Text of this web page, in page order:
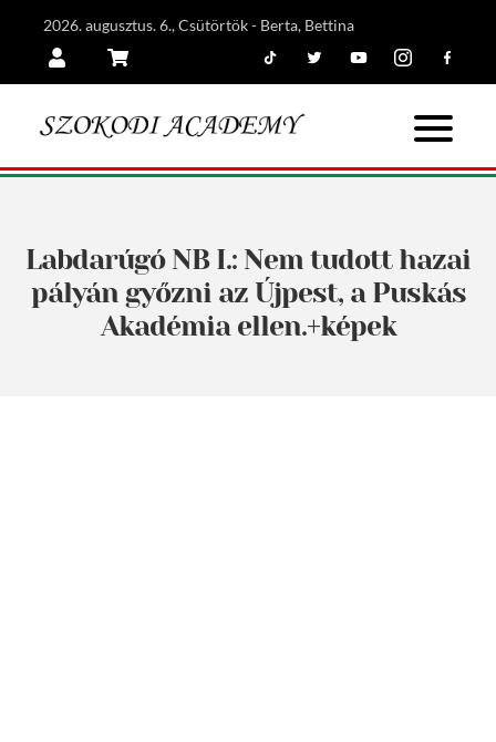
2026. augusztus. 6., Csütörtök - Berta, Bettina
Labdarúgó NB I.: Nem tudott hazai
pályán győzni az Újpest, a Puskás
Akadémia ellen.+képek